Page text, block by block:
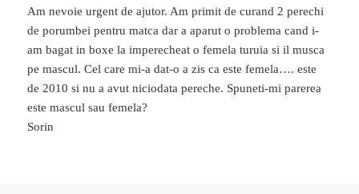
Am nevoie urgent de ajutor. Am primit de curand 2 perechi
de porumbei pentru matca dar a aparut o problema cand i-
am bagat in boxe la imperecheat o femela turuia si il musca
pe mascul. Cel care mi-a dat-o a zis ca este femela…. este
de 2010 si nu a avut niciodata pereche. Spuneti-mi parerea
este mascul sau femela?
Sorin